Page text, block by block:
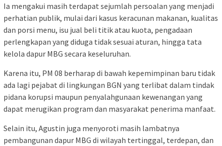
Ia mengakui masih terdapat sejumlah persoalan yang menjadi
perhatian publik, mulai dari kasus keracunan makanan, kualitas
dan porsi menu, isu jual beli titik atau kuota, pengadaan
perlengkapan yang diduga tidak sesuai aturan, hingga tata
kelola dapur MBG secara keseluruhan.
Karena itu, PM 08 berharap di bawah kepemimpinan baru tidak
ada lagi pejabat di lingkungan BGN yang terlibat dalam tindak
pidana korupsi maupun penyalahgunaan kewenangan yang
dapat merugikan program dan masyarakat penerima manfaat.
Selain itu, Agustin juga menyoroti masih lambatnya
pembangunan dapur MBG di wilayah tertinggal, terdepan, dan